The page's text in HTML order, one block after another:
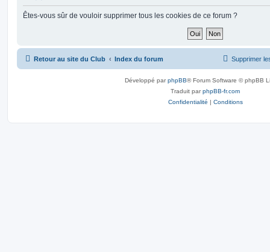
Êtes-vous sûr de vouloir supprimer tous les cookies de ce forum ?
Retour au site du Club Index du forum Supprimer
Développé parphpBB® Forum Software © phpBB
Traduit parphpBB-fr.com
Confidentialité | Conditions